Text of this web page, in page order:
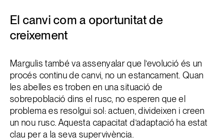
El canvi com a oportunitat de
creixement
Margulis també va assenyalar que l’evolució és un
procés continu de canvi, no un estancament. Quan
les abelles es troben en una situació de
sobrepoblació dins el rusc, no esperen que el
problema es resolgui sol: actuen, divideixen i creen
un nou rusc. Aquesta capacitat d’adaptació ha estat
clau per a la seva supervivència.